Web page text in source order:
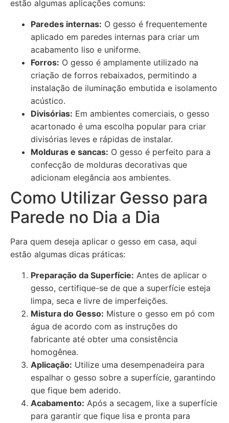
estão algumas aplicações comuns:
Paredes internas: O gesso é frequentemente
aplicado em paredes internas para criar um
acabamento liso e uniforme.
Forros: O gesso é amplamente utilizado na
criação de forros rebaixados, permitindo a
instalação de iluminação embutida e isolamento
acústico.
Divisórias: Em ambientes comerciais, o gesso
acartonado é uma escolha popular para criar
divisórias leves e rápidas de instalar.
Molduras e sancas: O gesso é perfeito para a
confecção de molduras decorativas que
adicionam elegância aos ambientes.
Como Utilizar Gesso para
Parede no Dia a Dia
Para quem deseja aplicar o gesso em casa, aqui
estão algumas dicas práticas:
Preparação da Superfície: Antes de aplicar o
gesso, certifique-se de que a superfície esteja
limpa, seca e livre de imperfeições.
Mistura do Gesso: Misture o gesso em pó com
água de acordo com as instruções do
fabricante até obter uma consistência
homogênea.
Aplicação: Utilize uma desempenadeira para
espalhar o gesso sobre a superfície, garantindo
que fique bem aderido.
Acabamento: Após a secagem, lixe a superfície
para garantir que fique lisa e pronta para